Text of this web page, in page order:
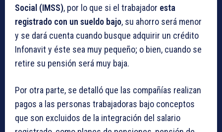
Social (IMSS), por lo que si el trabajador esta
registrado con un sueldo bajo, su ahorro será menor
y se dará cuenta cuando busque adquirir un crédito
Infonavit y éste sea muy pequeño; o bien, cuando se
retire su pensión será muy baja.
Por otra parte, se detalló que las compañías realizan
pagos a las personas trabajadoras bajo conceptos
que son excluidos de la integración del salario